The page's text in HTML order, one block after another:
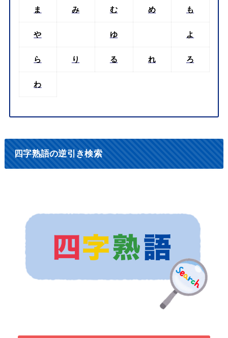
ま み む め も
や ゆ よ
ら り る れ ろ
わ
四字熟語の逆引き検索